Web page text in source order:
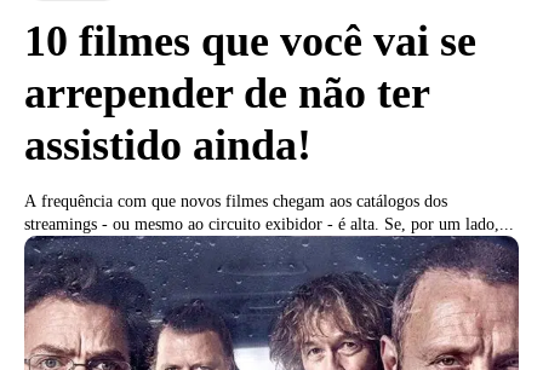
10 filmes que você vai se
arrepender de não ter
assistido ainda!
A frequência com que novos filmes chegam aos catálogos dos
streamings - ou mesmo ao circuito exibidor - é alta. Se, por um lado,...